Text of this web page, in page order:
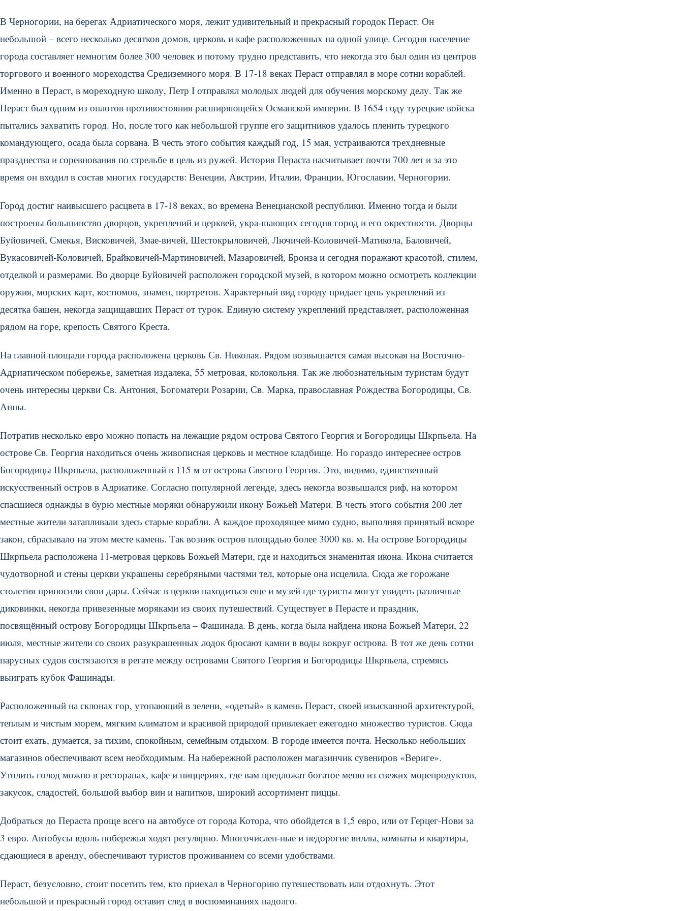
В Черногории, на берегах Адриатического моря, лежит удивительный и прекрасный городок Пераст. Он
небольшой – всего несколько десятков домов, церковь и кафе расположенных на одной улице. Сегодня население
города составляет немногим более 300 человек и потому трудно представить, что некогда это был один из центров
торгового и военного мореходства Средиземного моря. В 17-18 веках Пераст отправлял в море сотни кораблей.
Именно в Пераст, в мореходную школу, Петр I отправлял молодых людей для обучения морскому делу. Так же
Пераст был одним из оплотов противостояния расширяющейся Османской империи. В 1654 году турецкие войска
пытались захватить город. Но, после того как небольшой группе его защитников удалось пленить турецкого
командующего, осада была сорвана. В честь этого события каждый год, 15 мая, устраиваются трехдневные
празднества и соревнования по стрельбе в цель из ружей. История Пераста насчитывает почти 700 лет и за это
время он входил в состав многих государств: Венеции, Австрии, Италии, Франции, Югославии, Черногории.
Город достиг наивысшего расцвета в 17-18 веках, во времена Венецианской республики. Именно тогда и были
построены большинство дворцов, укреплений и церквей, укра-шающих сегодня город и его окрестности. Дворцы
Буйовичей, Смекья, Висковичей, Змае-вичей, Шестокрыловичей, Лючичей-Коловичей-Матикола, Баловичей,
Вукасовичей-Коловичей, Брайковичей-Мартиновичей, Мазаровичей, Бронза и сегодня поражают красотой, стилем,
отделкой и размерами. Во дворце Буйовичей расположен городской музей, в котором можно осмотреть коллекции
оружия, морских карт, костюмов, знамен, портретов. Характерный вид городу придает цепь укреплений из
десятка башен, некогда защищавших Пераст от турок. Единую систему укреплений представляет, расположенная
рядом на горе, крепость Святого Креста.
На главной площади города расположена церковь Св. Николая. Рядом возвышается самая высокая на Восточно-
Адриатическом побережье, заметная издалека, 55 метровая, колокольня. Так же любознательным туристам будут
очень интересны церкви Св. Антония, Богоматери Розарии, Св. Марка, православная Рождества Богородицы, Св.
Анны.
Потратив несколько евро можно попасть на лежащие рядом острова Святого Георгия и Богородицы Шкрпьела. На
острове Св. Георгия находиться очень живописная церковь и местное кладбище. Но гораздо интереснее остров
Богородицы Шкрпьела, расположенный в 115 м от острова Святого Георгия. Это, видимо, единственный
искусственный остров в Адриатике. Согласно популярной легенде, здесь некогда возвышался риф, на котором
спасшиеся однажды в бурю местные моряки обнаружили икону Божьей Матери. В честь этого события 200 лет
местные жители затапливали здесь старые корабли. А каждое проходящее мимо судно, выполняя принятый вскоре
закон, сбрасывало на этом месте камень. Так возник остров площадью более 3000 кв. м. На острове Богородицы
Шкрпьела расположена 11-метровая церковь Божьей Матери, где и находиться знаменитая икона. Икона считается
чудотворной и стены церкви украшены серебряными частями тел, которые она исцелила. Сюда же горожане
столетия приносили свои дары. Сейчас в церкви находиться еще и музей где туристы могут увидеть различные
диковинки, некогда привезенные моряками из своих путешествий. Существует в Перасте и праздник,
посвящённый острову Богородицы Шкрпьела – Фашинада. В день, когда была найдена икона Божьей Матери, 22
июля, местные жители со своих разукрашенных лодок бросают камни в воды вокруг острова. В тот же день сотни
парусных судов состязаются в регате между островами Святого Георгия и Богородицы Шкрпьела, стремясь
выиграть кубок Фашинады.
Расположенный на склонах гор, утопающий в зелени, «одетый» в камень Пераст, своей изысканной архитектурой,
теплым и чистым морем, мягким климатом и красивой природой привлекает ежегодно множество туристов. Сюда
стоит ехать, думается, за тихим, спокойным, семейным отдыхом. В городе имеется почта. Несколько небольших
магазинов обеспечивают всем необходимым. На набережной расположен магазинчик сувениров «Вериге».
Утолить голод можно в ресторанах, кафе и пиццериях, где вам предложат богатое меню из свежих морепродуктов,
закусок, сладостей, большой выбор вин и напитков, широкий ассортимент пиццы.
Добраться до Пераста проще всего на автобусе от города Котора, что обойдется в 1,5 евро, или от Герцег-Нови за
3 евро. Автобусы вдоль побережья ходят регулярно. Многочислен-ные и недорогие виллы, комнаты и квартиры,
сдающиеся в аренду, обеспечивают туристов проживанием со всеми удобствами.
Пераст, безусловно, стоит посетить тем, кто приехал в Черногорию путешествовать или отдохнуть. Этот
небольшой и прекрасный город оставит след в воспоминаниях надолго.